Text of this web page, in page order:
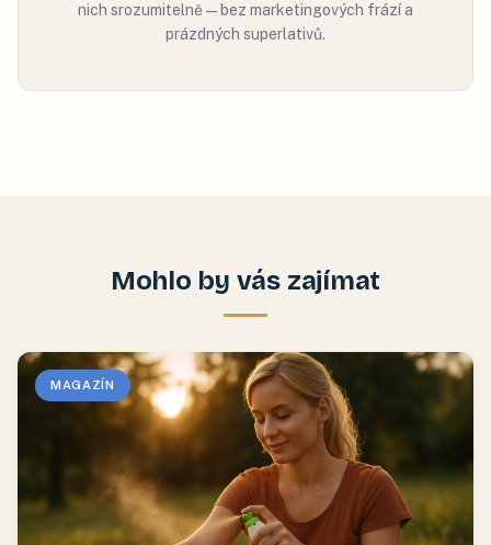
nich srozumitelně — bez marketingových frází a
prázdných superlativů.
Mohlo by vás zajímat
MAGAZÍN